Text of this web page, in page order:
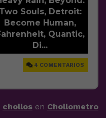
chollos en Chollometro